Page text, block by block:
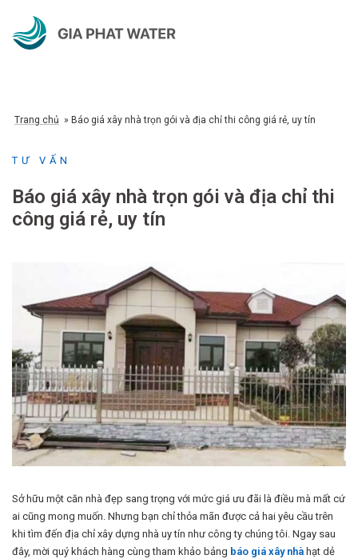
Trang chủ » Báo giá xây nhà trọn gói và địa chỉ thi công giá rẻ, uy tín
TƯ VẤN
Báo giá xây nhà trọn gói và địa chỉ thi
công giá rẻ, uy tín
Sở hữu một căn nhà đẹp sang trọng với mức giá ưu đãi là điều mà mất cứ
ai cũng mong muốn. Nhưng bạn chỉ thỏa mãn được cả hai yêu cầu trên
khi tìm đến địa chỉ xây dựng nhà uy tín như công ty chúng tôi. Ngay sau
đây, mời quý khách hàng cùng tham khảo bảng báo giá xây nhà hạt dẻ